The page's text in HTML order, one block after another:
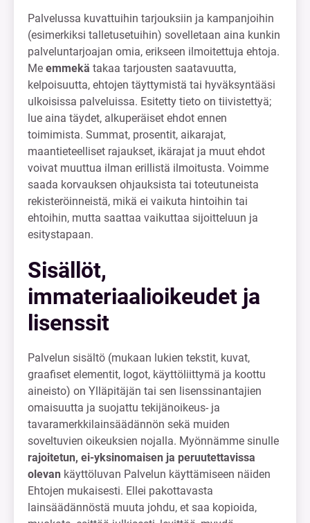
Palvelussa kuvattuihin tarjouksiin ja kampanjoihin
(esimerkiksi talletusetuihin) sovelletaan aina kunkin
palveluntarjoajan omia, erikseen ilmoitettuja ehtoja.
Me emmekä takaa tarjousten saatavuutta,
kelpoisuutta, ehtojen täyttymistä tai hyväksyntääsi
ulkoisissa palveluissa. Esitetty tieto on tiivistettyä;
lue aina täydet, alkuperäiset ehdot ennen
toimimista. Summat, prosentit, aikarajat,
maantieteelliset rajaukset, ikärajat ja muut ehdot
voivat muuttua ilman erillistä ilmoitusta. Voimme
saada korvauksen ohjauksista tai toteutuneista
rekisteröinneistä, mikä ei vaikuta hintoihin tai
ehtoihin, mutta saattaa vaikuttaa sijoitteluun ja
esitystapaan.
Sisällöt,
immateriaalioikeudet ja
lisenssit
Palvelun sisältö (mukaan lukien tekstit, kuvat,
graafiset elementit, logot, käyttöliittymä ja koottu
aineisto) on Ylläpitäjän tai sen lisenssinantajien
omaisuutta ja suojattu tekijänoikeus- ja
tavaramerkkilainsäädännön sekä muiden
soveltuvien oikeuksien nojalla. Myönnämme sinulle
rajoitetun, ei-yksinomaisen ja peruutettavissa
olevan käyttöluvan Palvelun käyttämiseen näiden
Ehtojen mukaisesti. Ellei pakottavasta
lainsäädännöstä muuta johdu, et saa kopioida,